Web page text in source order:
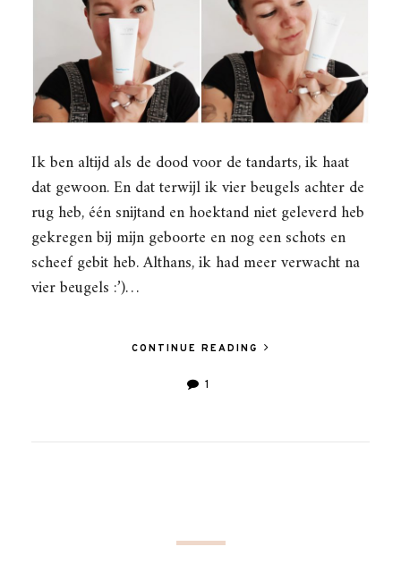
Ik ben altijd als de dood voor de tandarts, ik haat
dat gewoon. En dat terwijl ik vier beugels achter de
rug heb, één snijtand en hoektand niet geleverd heb
gekregen bij mijn geboorte en nog een schots en
scheef gebit heb. Althans, ik had meer verwacht na
vier beugels :’)…
CONTINUE READING
1